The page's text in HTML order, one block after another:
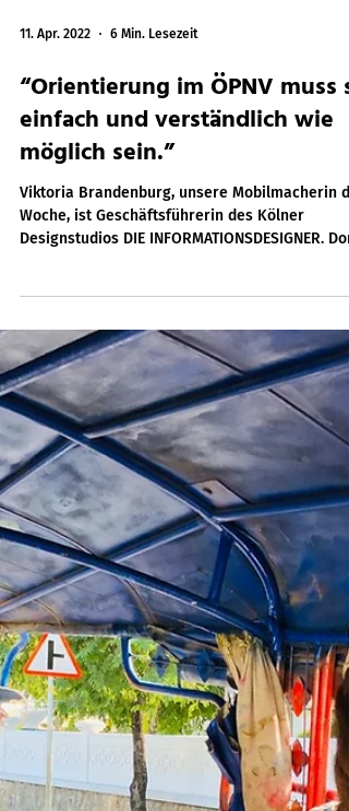
11. Apr. 2022 6 Min. Lesezeit
“Orientierung im ÖPNV muss so
einfach und verständlich wie
Woche, ist Geschäftsführerin des Kölner
Designstudios DIE INFORMATIONSDESIGNER.